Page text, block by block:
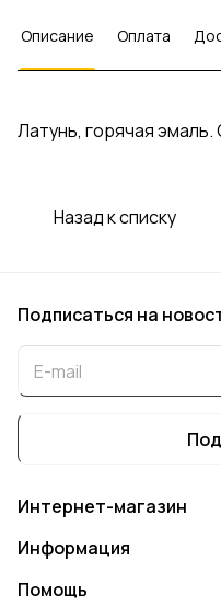
Описание Оплата
Латунь, горячая
Назад к списку
Подписаться на
Интернет-магазин
Информация
Помощь